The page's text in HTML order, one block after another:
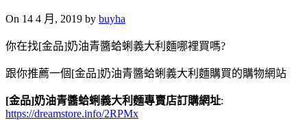
On 14 4 月, 2019 by buyha
你在找[金品]奶油青醬蛤蜊義大利麵哪裡買嗎?
跟你推薦一個[金品]奶油青醬蛤蜊義大利麵購買的購物網站
[金品]奶油青醬蛤蜊義大利麵專賣店訂購網址:
https://dreamstore.info/2RPMx